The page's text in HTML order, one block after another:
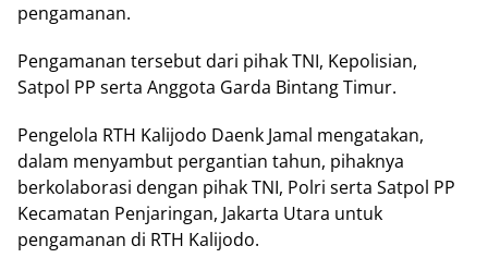
pengamanan.
Pengamanan tersebut dari pihak TNI, Kepolisian,
Satpol PP serta Anggota Garda Bintang Timur.
Pengelola RTH Kalijodo Daenk Jamal mengatakan,
dalam menyambut pergantian tahun, pihaknya
berkolaborasi dengan pihak TNI, Polri serta Satpol PP
Kecamatan Penjaringan, Jakarta Utara untuk
pengamanan di RTH Kalijodo.